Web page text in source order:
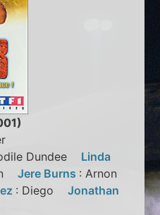
Dundee Linda
Jere Burns : Arnon
: DiegoJonathan